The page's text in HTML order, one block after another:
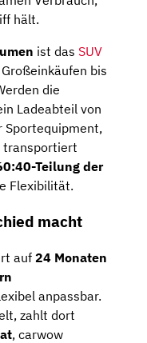
hält.
ist das SUV
bis
die
Ladeabteil von
Sportequipment,
transportiert
Teilung der
Flexibilität.
macht
auf 24 Monaten
anpassbar.
zahlt dort
, carwow